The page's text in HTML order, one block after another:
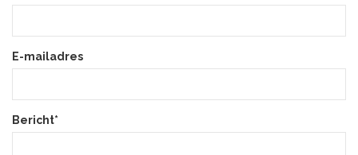
E-mailadres
Bericht*